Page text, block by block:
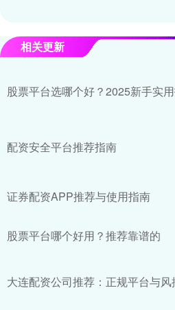
相关更新
股票平台选哪个好？2025新手实
配资安全平台推荐指南
证券配资APP推荐与使用指南
股票平台哪个好用？推荐靠谱的
大连配资公司推荐：正规平台与风